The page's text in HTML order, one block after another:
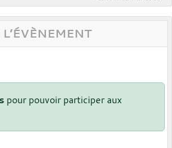
pour pouvoir participer aux